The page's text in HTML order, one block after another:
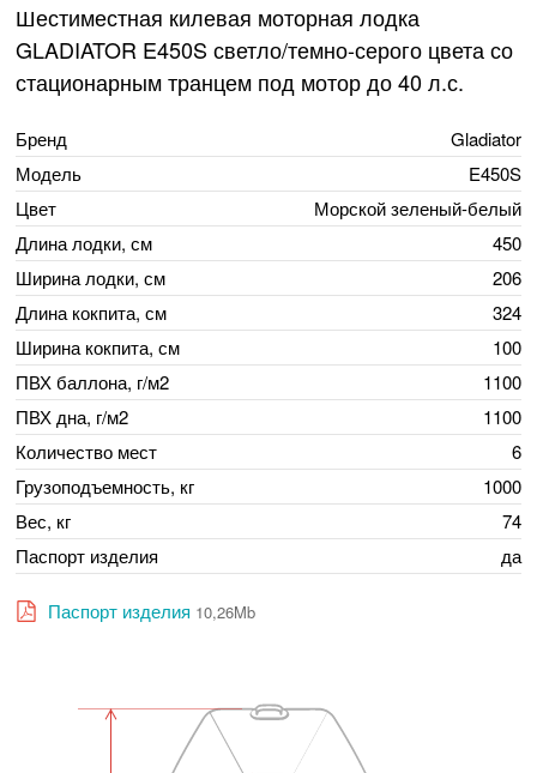
Шестиместная килевая моторная лодка
GLADIATOR E450S светло/темно-серого цвета со
стационарным транцем под мотор до 40 л.с.
Бренд
Gladiator
Модель
E450S
Цвет
Морской зеленый-белый
Длина лодки, см
450
Ширина лодки, см
206
Длина кокпита, см
324
Ширина кокпита, см
100
ПВХ баллона, г/м2
1100
ПВХ дна, г/м2
1100
Количество мест
6
Грузоподъемность, кг
1000
Вес, кг
74
Паспорт изделия
да
Паспорт изделия 10,26Mb